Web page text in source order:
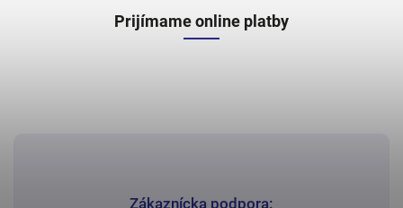
Zákaznícka podpora:
Prijímame online platby